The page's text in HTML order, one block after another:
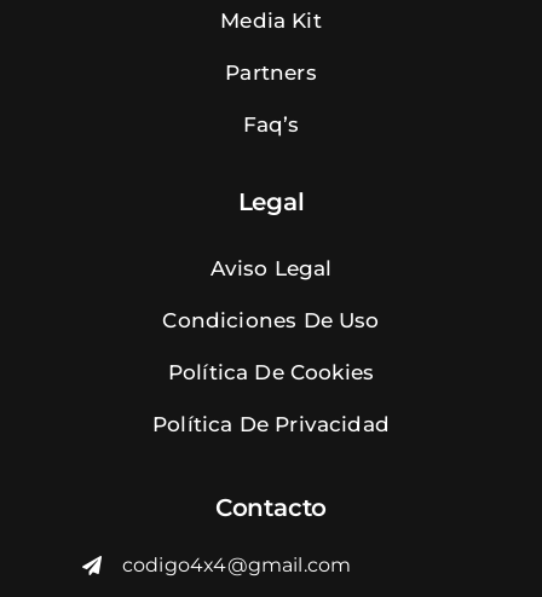
Media Kit
Partners
Faq’s
Legal
Aviso Legal
Condiciones De Uso
Política De Cookies
Política De Privacidad
Contacto
codigo4x4@gmail.com